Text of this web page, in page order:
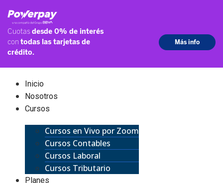
Inicio
Nosotros
Cursos
Cursos en Vivo por Zoom
Cursos Contables
Cursos Laboral
Cursos Tributario
Planes